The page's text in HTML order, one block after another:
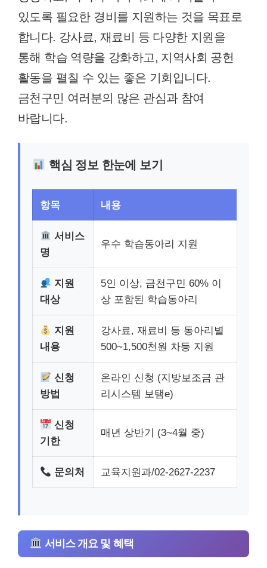
있도록 필요한 경비를 지원하는 것을 목표로
합니다. 강사료, 재료비 등 다양한 지원을
통해 학습 역량을 강화하고, 지역사회 공헌
활동을 펼칠 수 있는 좋은 기회입니다.
금천구민 여러분의 많은 관심과 참여
바랍니다.
핵심 정보 한눈에 보기
항목 내용
서비스
명
우수 학습동아리 지원
지원
대상
5인 이상, 금천구민 60% 이
상 포함된 학습동아리
지원
내용
강사료, 재료비 등 동아리별
500~1,500천원 차등 지원
신청
방법
온라인 신청 (지방보조금 관
리시스템 보탬e)
신청
기한
매년 상반기 (3~4월 중)
문의처 교육지원과/02-2627-2237
서비스 개요 및 혜택